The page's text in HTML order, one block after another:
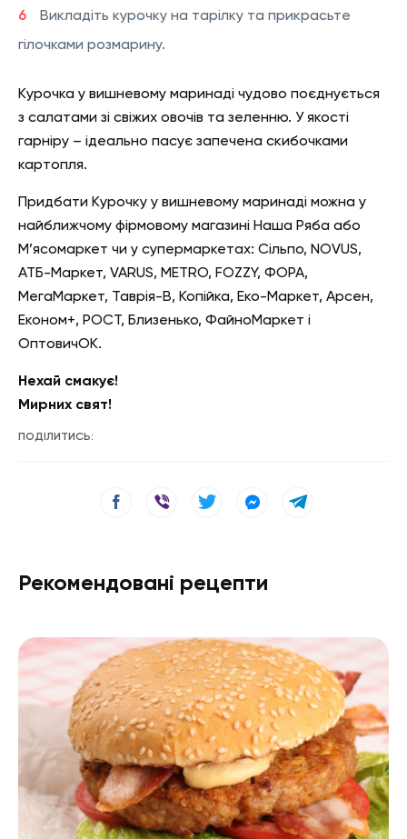
Викладіть курочку на тарілку та прикрасьте
гілочками розмарину.
Курочка у вишневому маринаді чудово поєднується
з салатами зі свіжих овочів та зеленню. У якості
гарніру – ідеально пасує запечена скибочками
картопля.
Придбати Курочку у вишневому маринаді можна у
найближчому фірмовому магазині Наша Ряба або
М’ясомаркет чи у супермаркетах: Сільпо, NOVUS,
АТБ-Маркет, VARUS, METRO, FOZZY, ФОРА,
МегаМаркет, Таврія-В, Копійка, Еко-Маркет, Арсен,
Економ+, РОСТ, Близенько, ФайноМаркет і
ОптовичОК.
Нехай смакує!
Мирних свят!
ПОДІЛИТИСЬ:
Рекомендовані рецепти